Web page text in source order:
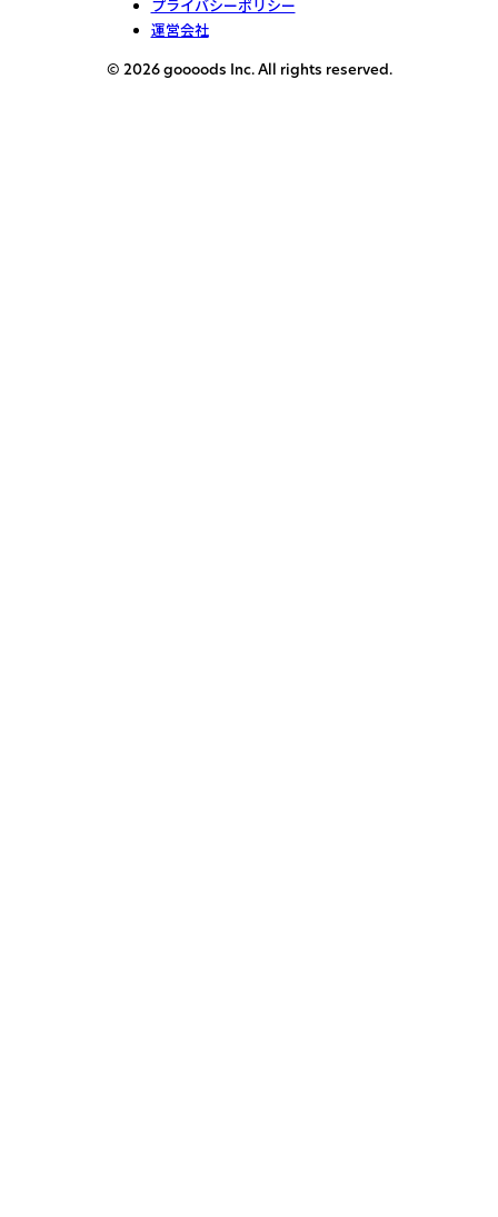
プライバシーポリシー
運営会社
© 2026 goooods Inc. All rights reserved.